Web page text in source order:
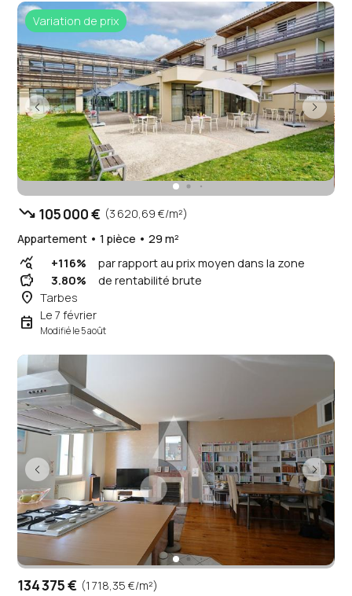
Variation de prix
trending_down 105 000 € (3 620,69 €/m²)
Appartement • 1 pièce • 29 m²
query_stats +116% par rapport au prix moyen dans la zone
savings 3.80% de rentabilité brute
place Tarbes
event Le 7 février
Modifié le 5 août
134 375 € (1 718,35 €/m²)